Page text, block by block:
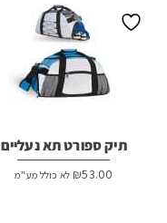
תיק ספורט תא נעליים
₪53.00 לא כולל מע"מ